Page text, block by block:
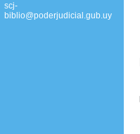
scj-
biblio@poderjudicial.gub.uy